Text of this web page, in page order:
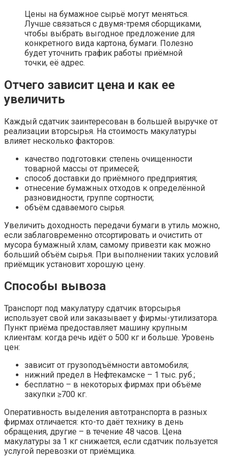
Цены на бумажное сырьё могут меняться.
Лучше связаться с двумя-тремя сборщиками,
чтобы выбрать выгодное предложение для
конкретного вида картона, бумаги. Полезно
будет уточнить график работы приёмной
точки, её адрес.
Отчего зависит цена и как ее
увеличить
Каждый сдатчик заинтересован в большей выручке от
реализации вторсырья. На стоимость макулатуры
влияет несколько факторов:
качество подготовки: степень очищенности
товарной массы от примесей;
способ доставки до приёмного предприятия;
отнесение бумажных отходов к определённой
разновидности, группе сортности;
объём сдаваемого сырья.
Увеличить доходность передачи бумаги в утиль можно,
если заблаговременно отсортировать и очистить от
мусора бумажный хлам, самому привезти как можно
больший объём сырья. При выполнении таких условий
приёмщик установит хорошую цену.
Способы вывоза
Транспорт под макулатуру сдатчик вторсырья
использует свой или заказывает у фирмы-утилизатора.
Пункт приёма предоставляет машину крупным
клиентам: когда речь идёт о 500 кг и больше. Уровень
цен:
зависит от грузоподъёмности автомобиля;
нижний предел в Нефтекамске – 1 тыс. руб.;
бесплатно – в некоторых фирмах при объёме
закупки ≥700 кг.
Оперативность выделения автотранспорта в разных
фирмах отличается: кто-то даёт технику в день
обращения, другие – в течение 48 часов. Цена
макулатуры за 1 кг снижается, если сдатчик пользуется
услугой перевозки от приёмщика.